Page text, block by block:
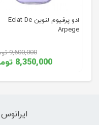
ادو پرفیوم لنوین Eclat De
Arpege
8,350,000 تومـان
9,600,000 تومـان